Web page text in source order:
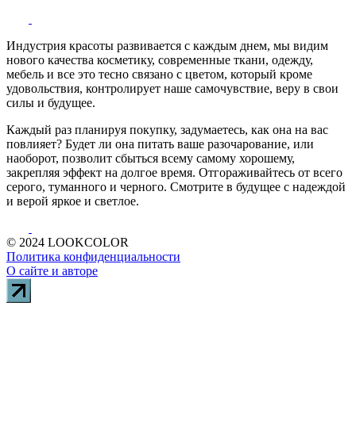
Индустрия красоты развивается с каждым днем, мы видим
нового качества косметику, современные ткани, одежду,
мебель и все это тесно связано с цветом, который кроме
удовольствия, контролирует наше самочувствие, веру в свои
силы и будущее.
Каждый раз планируя покупку, задумаетесь, как она на вас
повлияет? Будет ли она питать ваше разочарование, или
наоборот, позволит сбыться всему самому хорошему,
закрепляя эффект на долгое время. Отгораживайтесь от всего
серого, туманного и черного. Смотрите в будущее с надеждой
и верой яркое и светлое.
© 2024 LOOKCOLOR
Политика конфиденциальности
О сайте и авторе